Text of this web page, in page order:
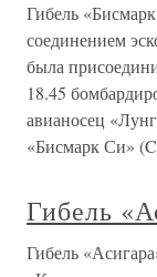
Гибель
соединением
была
18.45
авианосец
«Бисмарк Си»
Гибель
Гибель